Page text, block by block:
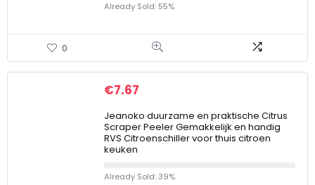
Already Sold: 55%
0
€7.67
Jeanoko duurzame en praktische Citrus
Scraper Peeler Gemakkelijk en handig
RVS Citroenschiller voor thuis citroen
keuken
Already Sold: 39%